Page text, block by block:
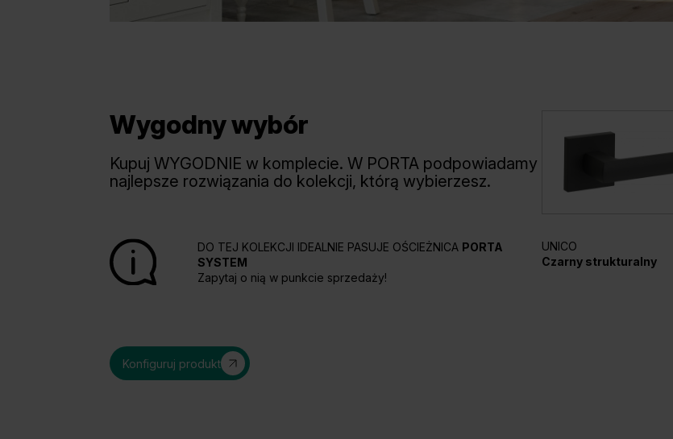
Wygodny wybór
Kupuj WYGODNIE w komplecie. W PORTA podpowiadamy
najlepsze rozwiązania do kolekcji, którą wybierzesz.
DO TEJ KOLEKCJI IDEALNIE PASUJE OŚCIEŻNICA PORTA
SYSTEM
Zapytaj o nią w punkcie sprzedaży!
Konfiguruj produkt
UNICO
Czarny strukturalny